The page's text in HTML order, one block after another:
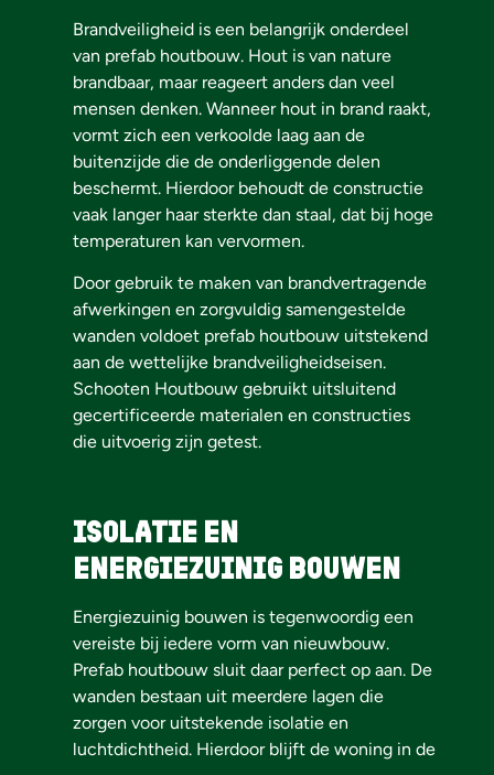
Brandveiligheid is een belangrijk onderdeel
van prefab houtbouw. Hout is van nature
brandbaar, maar reageert anders dan veel
mensen denken. Wanneer hout in brand raakt,
vormt zich een verkoolde laag aan de
buitenzijde die de onderliggende delen
beschermt. Hierdoor behoudt de constructie
vaak langer haar sterkte dan staal, dat bij hoge
temperaturen kan vervormen.
Door gebruik te maken van brandvertragende
afwerkingen en zorgvuldig samengestelde
wanden voldoet prefab houtbouw uitstekend
aan de wettelijke brandveiligheidseisen.
Schooten Houtbouw gebruikt uitsluitend
gecertificeerde materialen en constructies
die uitvoerig zijn getest.
Isolatie en
energiezuinig bouwen
Energiezuinig bouwen is tegenwoordig een
vereiste bij iedere vorm van nieuwbouw.
Prefab houtbouw sluit daar perfect op aan. De
wanden bestaan uit meerdere lagen die
zorgen voor uitstekende isolatie en
luchtdichtheid. Hierdoor blijft de woning in de